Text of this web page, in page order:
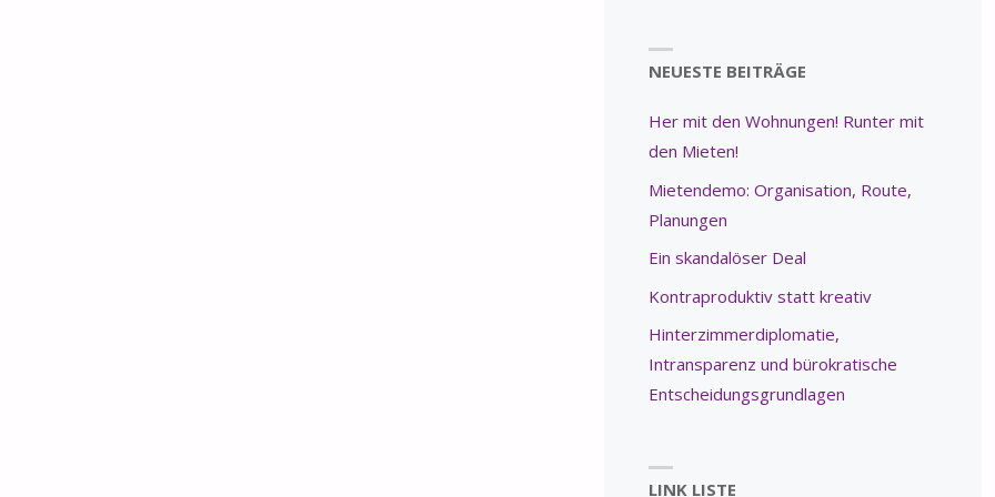
NEUESTE BEITRÄGE
Her mit den Wohnungen! Runter mit
den Mieten!
Mietendemo: Organisation, Route,
Planungen
Ein skandalöser Deal
Kontraproduktiv statt kreativ
Hinterzimmerdiplomatie,
Intransparenz und bürokratische
Entscheidungsgrundlagen
LINK LISTE